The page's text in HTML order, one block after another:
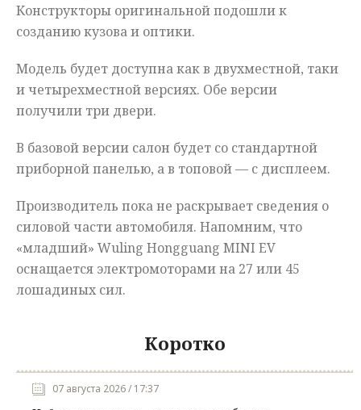
Конструкторы оригинальной подошли к
созданию кузова и оптики.
Модель будет доступна как в двухместной, таки
и четырехместной версиях. Обе версии
получили три двери.
В базовой версии салон будет со стандартной
приборной панелью, а в топовой — с дисплеем.
Производитель пока не раскрывает сведения о
силовой части автомобиля. Напомним, что
«младший» Wuling Hongguang MINI EV
оснащается электромоторами на 27 или 45
лошадиных сил.
Коротко
07 августа 2026 / 17:37